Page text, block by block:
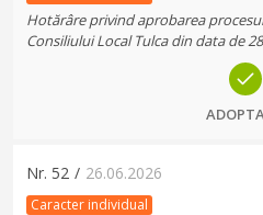
Hotărâre privind aprobarea
Consiliului Local Tulca din data de
Nr. 52 / 26.06.2026
Caracter individual